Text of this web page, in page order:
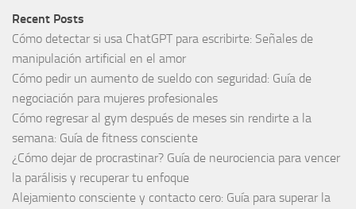
Recent Posts
Cómo detectar si usa ChatGPT para escribirte: Señales de
manipulación artificial en el amor
Cómo pedir un aumento de sueldo con seguridad: Guía de
negociación para mujeres profesionales
Cómo regresar al gym después de meses sin rendirte a la
semana: Guía de fitness consciente
¿Cómo dejar de procrastinar? Guía de neurociencia para vencer
la parálisis y recuperar tu enfoque
Alejamiento consciente y contacto cero: Guía para superar la